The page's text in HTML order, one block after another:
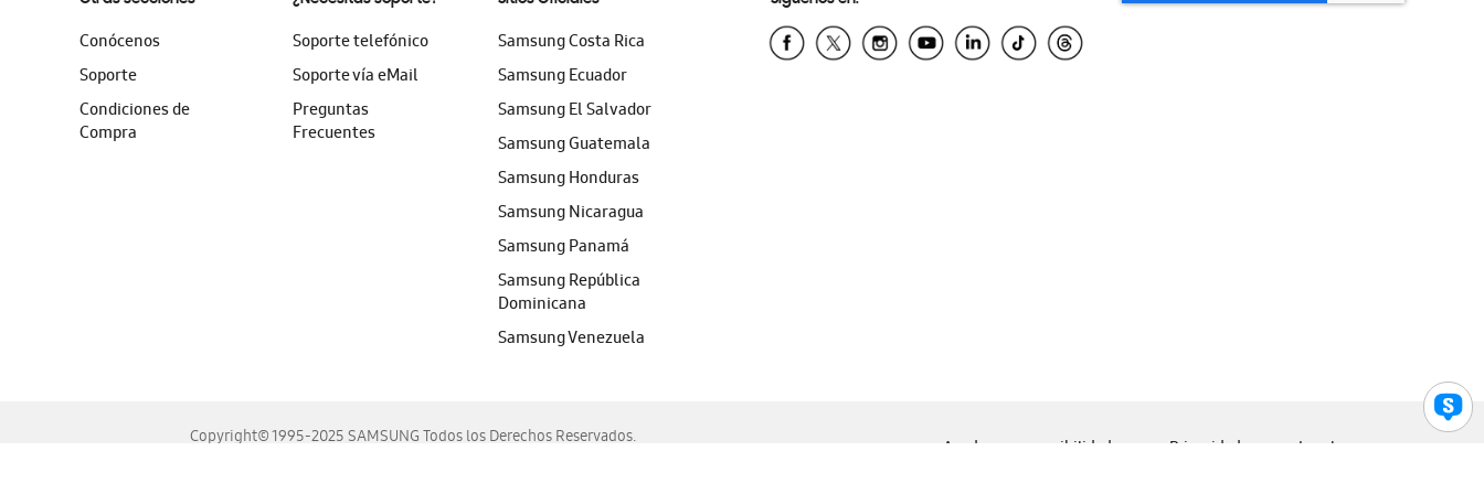
Conócenos
Soporte
Condiciones de
Compra
Soporte telefónico
Soporte vía eMail
Preguntas
Frecuentes
Samsung Costa Rica
Samsung Ecuador
Samsung El Salvador
Samsung Guatemala
Samsung Honduras
Samsung Nicaragua
Samsung Panamá
Samsung República
Dominicana
Samsung Venezuela
Copyright© 1995-2025 SAMSUNG Todos los Derechos Reservados.
Ayuda para accesibilidad Privacidad Legal